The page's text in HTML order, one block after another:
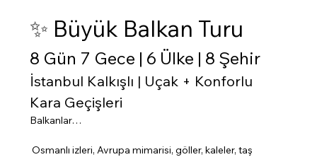
✨ Büyük Balkan Turu
8 Gün 7 Gece | 6 Ülke | 8 Şehir
İstanbul Kalkışlı | Uçak + Konforlu
Kara Geçişleri
Balkanlar…
Osmanlı izleri, Avrupa mimarisi, göller, kaleler, taş